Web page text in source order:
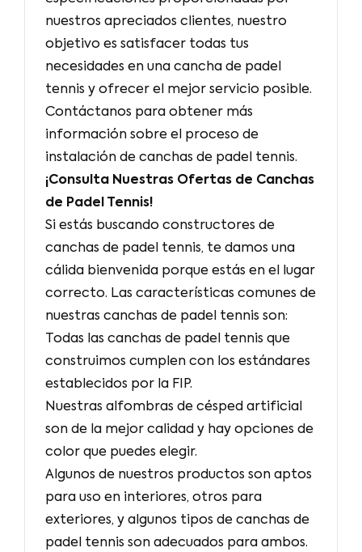
nuestros apreciados clientes, nuestro
objetivo es satisfacer todas tus
necesidades en una cancha de padel
tennis y ofrecer el mejor servicio posible.
Contáctanos para obtener más
información sobre el proceso de
instalación de canchas de padel tennis.
¡Consulta Nuestras Ofertas de Canchas
de Padel Tennis!
Si estás buscando constructores de
canchas de padel tennis, te damos una
cálida bienvenida porque estás en el lugar
correcto. Las características comunes de
nuestras canchas de padel tennis son:
Todas las canchas de padel tennis que
construimos cumplen con los estándares
establecidos por la FIP.
Nuestras alfombras de césped artificial
son de la mejor calidad y hay opciones de
color que puedes elegir.
Algunos de nuestros productos son aptos
para uso en interiores, otros para
exteriores, y algunos tipos de canchas de
padel tennis son adecuados para ambos.